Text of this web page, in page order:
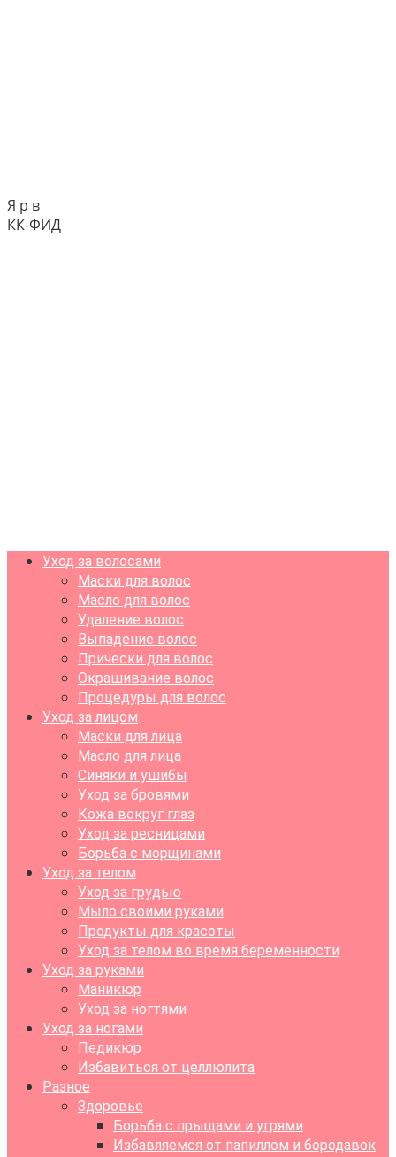
Я р в
КК-ФИД
Уход за волосами
Маски для волос
Масло для волос
Удаление волос
Выпадение волос
Прически для волос
Окрашивание волос
Процедуры для волос
Уход за лицом
Маски для лица
Масло для лица
Синяки и ушибы
Уход за бровями
Кожа вокруг глаз
Уход за ресницами
Борьба с морщинами
Уход за телом
Уход за грудью
Мыло своими руками
Продукты для красоты
Уход за телом во время беременности
Уход за руками
Маникюр
Уход за ногтями
Уход за ногами
Педикюр
Избавиться от целлюлита
Разное
Здоровье
Борьба с прыщами и угрями
Избавляемся от папиллом и бородавок